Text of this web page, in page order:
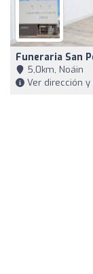
Funeraria San
5,0km, Noáin
Ver dirección